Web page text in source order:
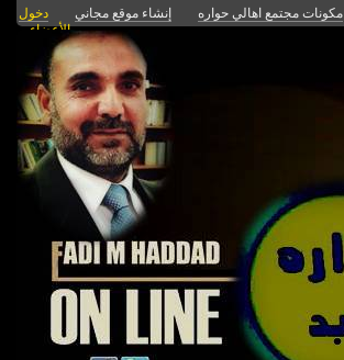
مكونات مجتمع اهالي حواره إنشاء موقع مجاني
دخول
الأعضاء